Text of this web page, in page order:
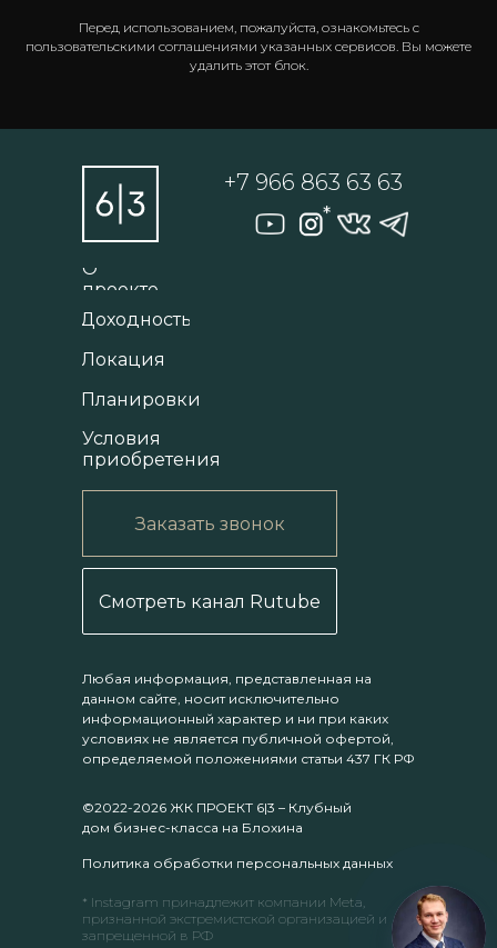
Перед использованием, пожалуйста, ознакомьтесь с
пользовательскими соглашениями указанных сервисов. Вы можете
удалить этот блок.
Заказать звонок
Любая информация, представленная на
данном сайте, носит исключительно
информационный характер и ни при каких
условиях не является публичной офертой,
определяемой положениями статьи 437 ГК РФ
©2022-2026 ЖК ПРОЕКТ 6|3 – Клубный
дом бизнес-класса на Блохина
Политика обработки персональных данных
О
проекте
Планировки
Смотреть канал Rutube
Условия
приобретения
* Instagram принадлежит компании Meta,
признанной экстремистской организацией и
запрещенной в РФ
Локация
Доходность
+7 966 863 63 63